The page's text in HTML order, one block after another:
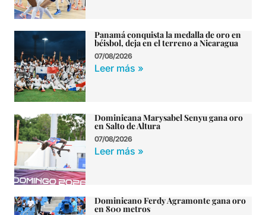
Panamá conquista la medalla de oro en
béisbol, deja en el terreno a Nicaragua
07/08/2026
Leer más »
Dominicana Marysabel Senyu gana oro
en Salto de Altura
07/08/2026
Leer más »
Dominicano Ferdy Agramonte gana oro
en 800 metros